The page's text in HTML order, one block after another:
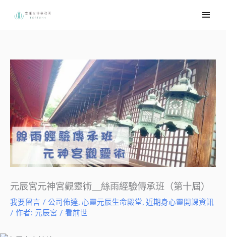
要
單
元辰宮元神宮觀靈術＿絲雨經驗傳承班（第十屆）
我要留言 / 公司佈達, 心靈元辰生命殿堂, 近期身心靈開課資訊
/ 作者: 元辰宮 / 看前世